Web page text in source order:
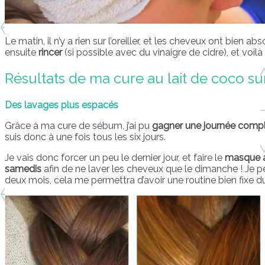
Le matin, il n’y a rien sur l’oreiller, et les cheveux ont bien
ensuite rincer (si possible avec du vinaigre de cidre), et voilà
Résultats de ma cure au lait de coco
Des lavages plus espacés
Grâce à ma cure de sébum, j’ai pu gagner une journée
suis donc à une fois tous les six jours.
Je vais donc forcer un peu le dernier jour, et faire le masque
samedis afin de ne laver les cheveux que le dimanche ! Je
deux mois, cela me permettra d’avoir une routine bien fixe